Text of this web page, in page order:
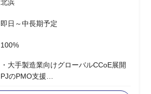
北浜
即日～中長期予定
100%
・大手製造業向けグローバルCCoE展開
PJのPMO支援